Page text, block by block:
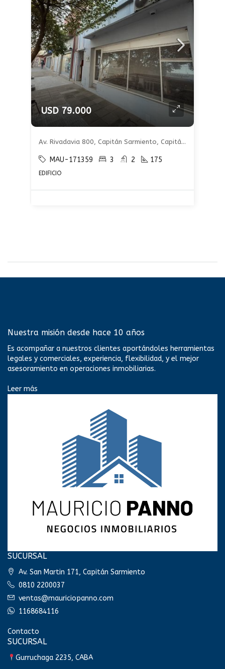
USD 79.000
Av. Rivadavia 800, Capitán Sarmiento, Capitán Sarmiento
MAU-171359 3 2 175
EDIFICIO
Nuestra misión desde hace 10 años
Es acompañar a nuestros clientes aportándoles herramientas
legales y comerciales, experiencia, flexibilidad, y el mejor
asesoramiento en operaciones inmobiliarias.
Leer más
SUCURSAL
Av. San Martin 171, Capitán Sarmiento
0810 2200037
ventas@mauriciopanno.com
1168684116
Contacto
SUCURSAL
Gurruchaga 2235, CABA